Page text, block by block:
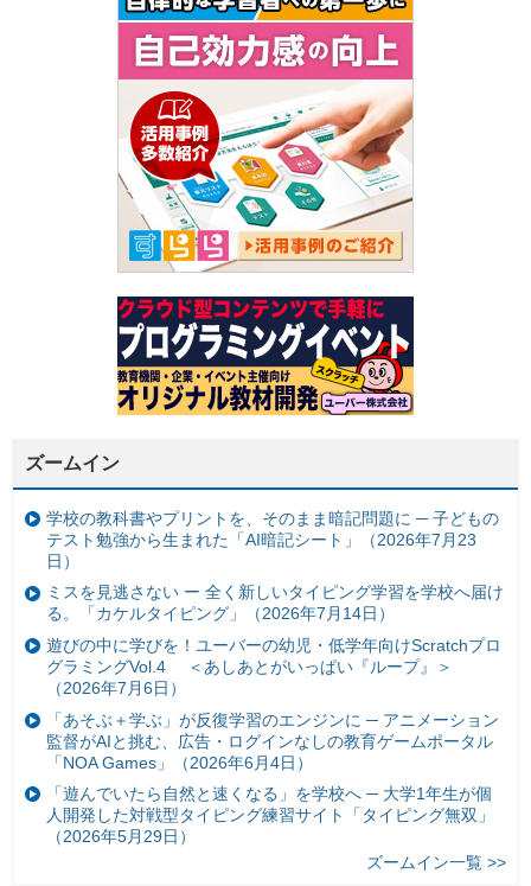
ズームイン
学校の教科書やプリントを、そのまま暗記問題に ─ 子どもの
テスト勉強から生まれた「AI暗記シート」（2026年7月23
日）
ミスを見逃さない ー 全く新しいタイピング学習を学校へ届け
る。「カケルタイピング」（2026年7月14日）
遊びの中に学びを！ユーバーの幼児・低学年向けScratchプロ
グラミングVol.4 ＜あしあとがいっぱい『ループ』＞
（2026年7月6日）
「あそぶ＋学ぶ」が反復学習のエンジンに ─ アニメーション
監督がAIと挑む、広告・ログインなしの教育ゲームポータル
「NOA Games」（2026年6月4日）
「遊んでいたら自然と速くなる」を学校へ ─ 大学1年生が個
人開発した対戦型タイピング練習サイト「タイピング無双」
（2026年5月29日）
ズームイン一覧 >>